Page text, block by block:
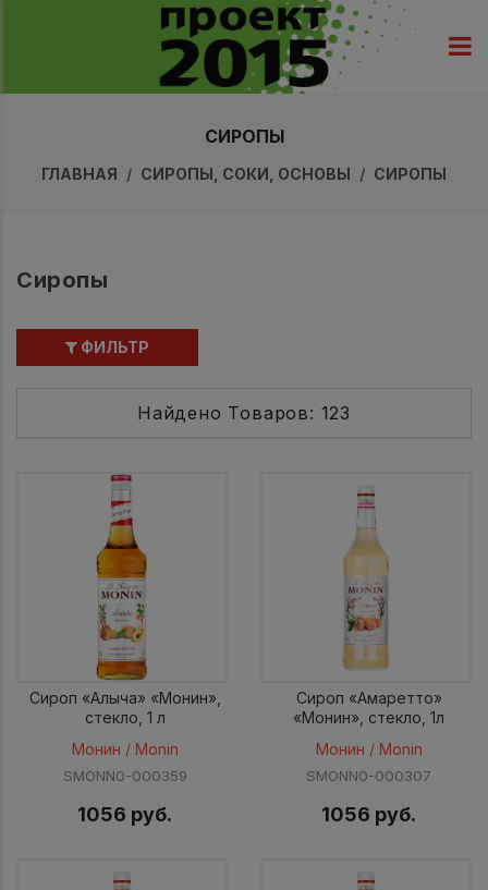
СИРОПЫ
ГЛАВНАЯ СИРОПЫ, СОКИ, ОСНОВЫ СИРОПЫ
Сиропы
ФИЛЬТР
Найдено Товаров: 123
Сироп «Алыча» «Монин»,
стекло, 1 л
Монин / Monin
SMONN0-000359
1056 руб.
Сироп «Амаретто»
«Монин», стекло, 1л
Монин / Monin
SMONN0-000307
1056 руб.